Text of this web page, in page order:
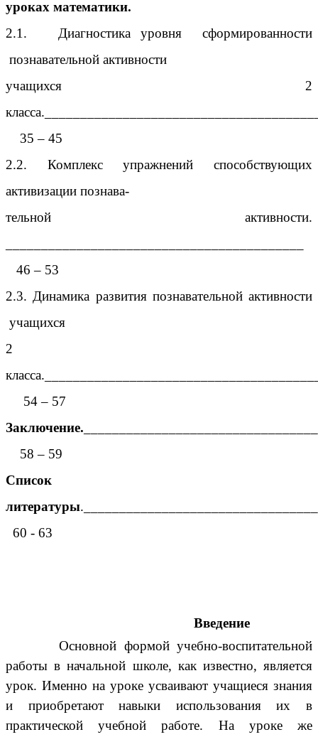
уроках математики.
2.1.
Диагностика уровня сформированности
познавательной активности
учащихся 2
35 – 45
2.2. Комплекс упражнений способствующих
активизации познава-
тельной активности.
46 – 53
2.3. Динамика развития познавательной активности
учащихся
2
54 – 57
Заключение.
58 – 59
Список
литературы
60 - 63
Введение
Основной формой учебно-воспитательной
работы в начальной школе, как известно, является
урок. Именно на уроке усваивают учащиеся знания
и приобретают навыки использования их в
практической учебной работе. На уроке же